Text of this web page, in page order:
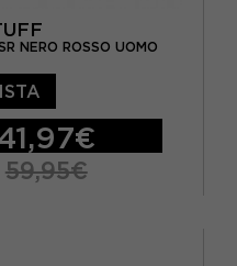
NERO ROSSO UOMO
59,95€